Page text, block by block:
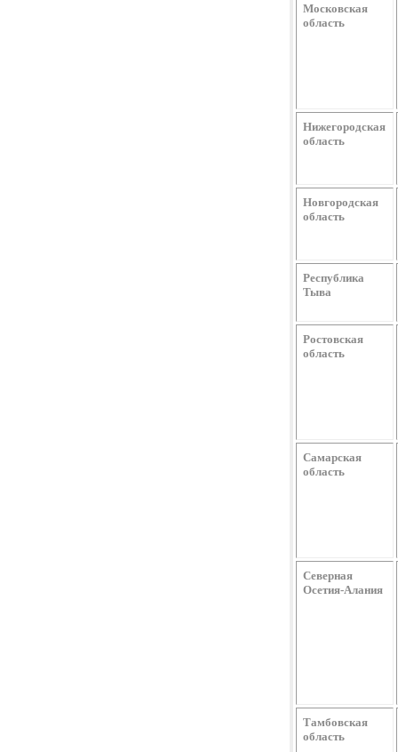
Московская
область
Нижегородская
область
Новгородская
область
Республика
Тыва
Ростовская
область
Самарская
область
Северная
Осетия-Алания
Тамбовская
область